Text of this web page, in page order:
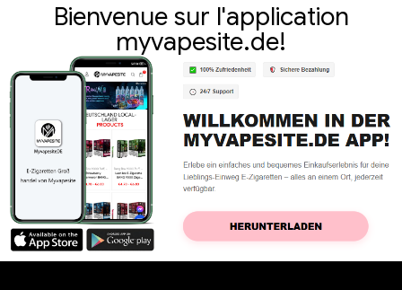
Bienvenue sur l'application
myvapesite.de!